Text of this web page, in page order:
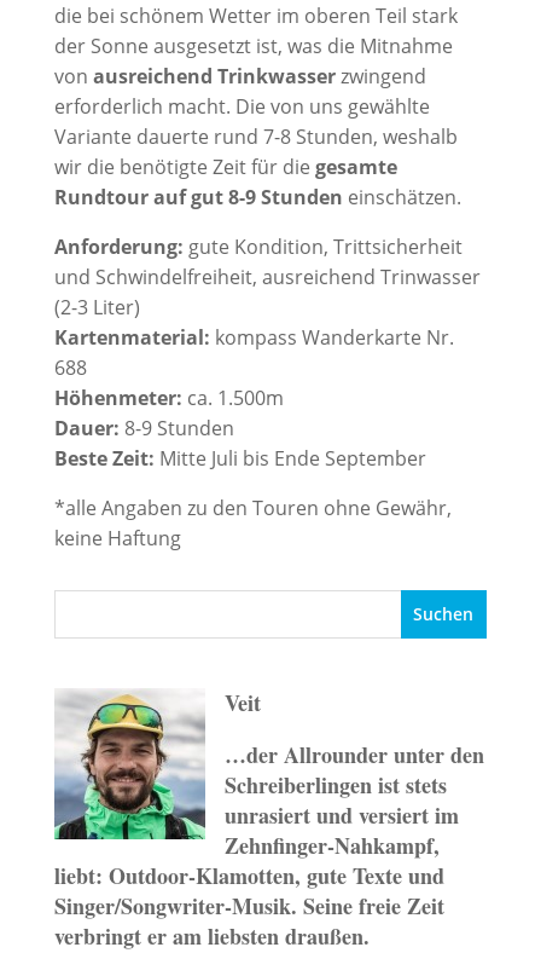
die bei schönem Wetter im oberen Teil stark
der Sonne ausgesetzt ist, was die Mitnahme
von ausreichend Trinkwasserzwingend
erforderlich macht. Die von uns gewählte
Variante dauerte rund 7-8 Stunden, weshalb
wir die benötigte Zeit für die gesamte
Rundtour auf gut 8-9 Stunden einschätzen.
Anforderung: gute Kondition, Trittsicherheit
und Schwindelfreiheit, ausreichend Trinwasser
(2-3 Liter)
Kartenmaterial: kompass Wanderkarte Nr.
688
Höhenmeter: ca. 1.500m
Dauer: 8-9 Stunden
Beste Zeit: Mitte Juli bis Ende September
*alle Angaben zu den Touren ohne Gewähr,
keine Haftung
Veit
…der Allrounder unter den
Schreiberlingen ist stets
unrasiert und versiert im
Zehnfinger-Nahkampf,
liebt: Outdoor-Klamotten, gute Texte und
Singer/Songwriter-Musik. Seine freie Zeit
verbringt er am liebsten draußen.